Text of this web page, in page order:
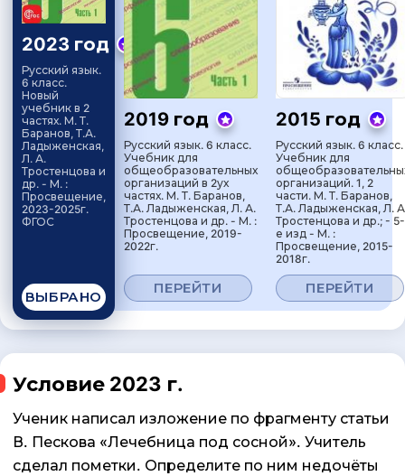
2023 год
Русский язык.
6 класс.
Новый
учебник в 2
частях. М. Т.
Баранов, Т.А.
Ладыженская,
Л. А.
Тростенцова и
др. - М. :
Просвещение,
2023-2025г.
ФГОС
ВЫБРАНО
2019 год
Русский язык. 6 класс.
Учебник для
общеобразовательных
организаций в 2ух
частях. М. Т. Баранов,
Т.А. Ладыженская, Л. А.
Тростенцова и др. - М. :
Просвещение, 2019-
2022г.
ПЕРЕЙТИ
2015 год
Русский язык. 6 класс.
Учебник для
организаций. 1, 2
части. М. Т. Баранов,
Т.А. Ладыженская, Л.
Тростенцова и др.; - 5-
е изд - М. :
Просвещение, 2015-
2018г.
ПЕРЕЙТИ
Условие 2023 г.
Ученик написал изложение по фрагменту статьи
В. Пескова «Лечебница под сосной». Учитель
сделал пометки. Определите по ним недочёты